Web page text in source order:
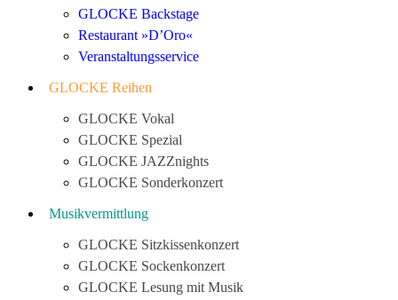
GLOCKE Backstage
Restaurant »D’Oro«
Veranstaltungsservice
GLOCKE Reihen
GLOCKE Vokal
GLOCKE Spezial
GLOCKE JAZZnights
GLOCKE Sonderkonzert
Musikvermittlung
GLOCKE Sitzkissenkonzert
GLOCKE Sockenkonzert
GLOCKE Lesung mit Musik